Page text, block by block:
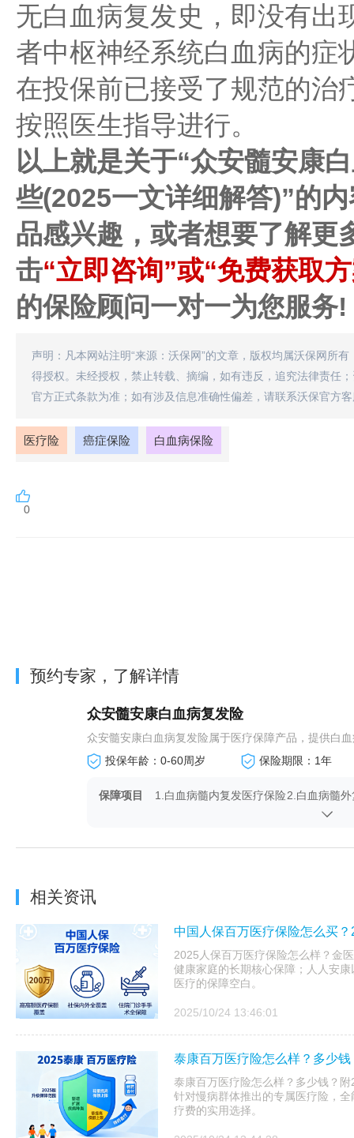
无白血病复发史，即没有出
者中枢神经系统白血病的症
在投保前已接受了规范的治
按照医生指导进行。
以上就是关于“众安髓安康
些(2025一文详细解答)”的
品感兴趣，或者想要了解更
击“立即咨询”或“免费获取
的保险顾问一对一为您服务!
声明：凡本网站注明“来源：沃保网”的文章，版权均属沃保网所
得授权。未经授权，禁止转载、摘编，如有违反，追究法律责任
官方正式条款为准；如有涉及信息准确性偏差，请联系沃保官方
医疗险 癌症保险 白血病保险
0
预约专家，了解详情
众安髓安康白血病复发险
众安髓安康白血病复发险属于医疗保障产品，提供白
投保年龄：0-60周岁
保险期限：1年
保障项目
1.白血病髓内复发医疗保险2.白血病髓
相关资讯
中国人保百万医疗保险怎么买
2025人保百万医疗保险怎么样？金
健康家庭的长期核心保障；人人安
医疗的保障空白。
2025/10/24 13:46:01
泰康百万医疗险怎么样？多少
泰康百万医疗险怎么样？多少钱？
针对慢病群体推出的专属医疗险，
疗费的实用选择。